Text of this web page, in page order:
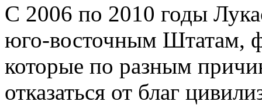
C 2006 по 2010 годы
юго-восточным Штатам,
которые по разным
отказаться от благ